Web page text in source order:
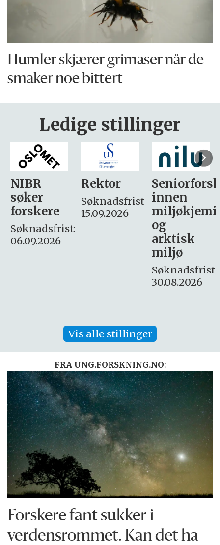
Humler skjærer grimaser når de
smaker noe bittert
Ledige stillinger
Rektor
Søknadsfrist:
15.09.2026
Seniorforsker
innen
miljøkjemi
søker
– fast
Søknadsfrist:
16. august.
Vis alle stillinger
FRA UNG.FORSKNING.NO:
Forskere fant sukker i
verdensrommet. Kan det ha